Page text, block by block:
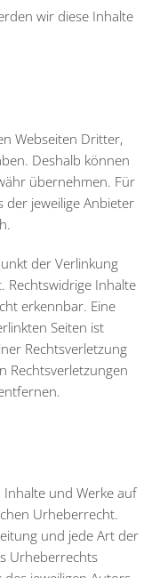
wir diese Inhalte
Webseiten Dritter,
Deshalb können
übernehmen. Für
der jeweilige Anbieter
der Verlinkung
Rechtswidrige Inhalte
erkennbar. Eine
Seiten ist
Rechtsverletzung
Rechtsverletzungen
und Werke auf
Urheberrecht.
und jede Art der
Urheberrechts